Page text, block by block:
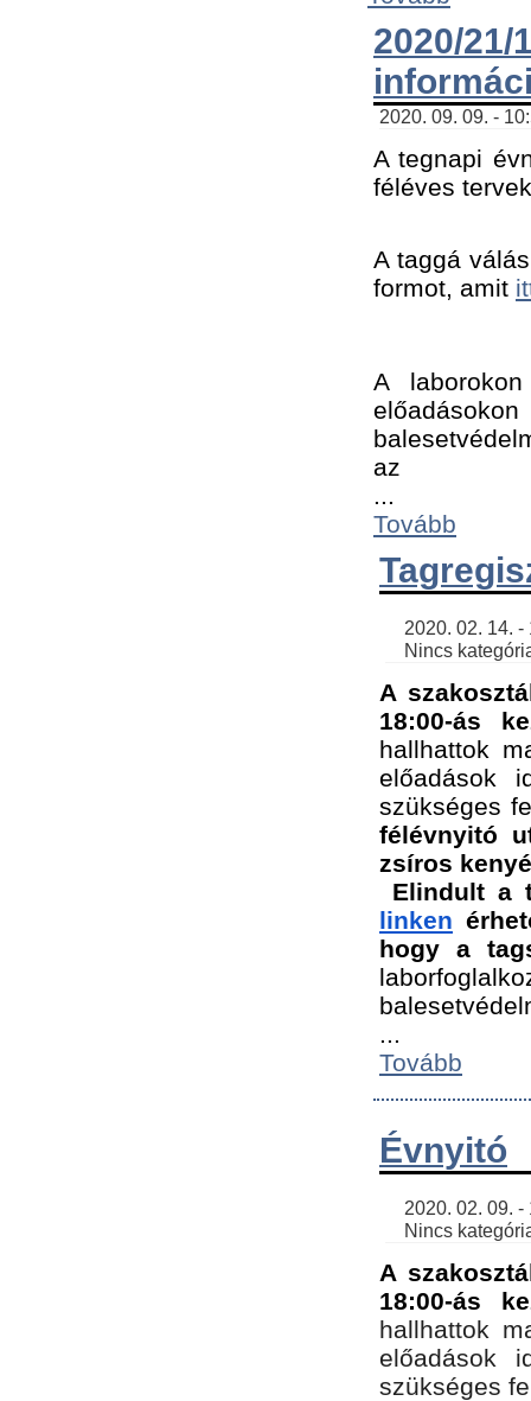
2020/
2020. 09. 09. -
A tegnapi
féléves
A taggá
formot, amit
A
az ﻿
Tovább
Nincs
A
18:00-ás
hallhattok
előadások
szükséges
félévnyitó
zsíros
Elindult a
linken
hogy a
Tovább
Évnyitó
Nincs
A
18:00-ás
hallhattok
előadások
szükséges